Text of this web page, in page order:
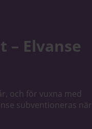
Elvanse
och för vuxna med
subventioneras när